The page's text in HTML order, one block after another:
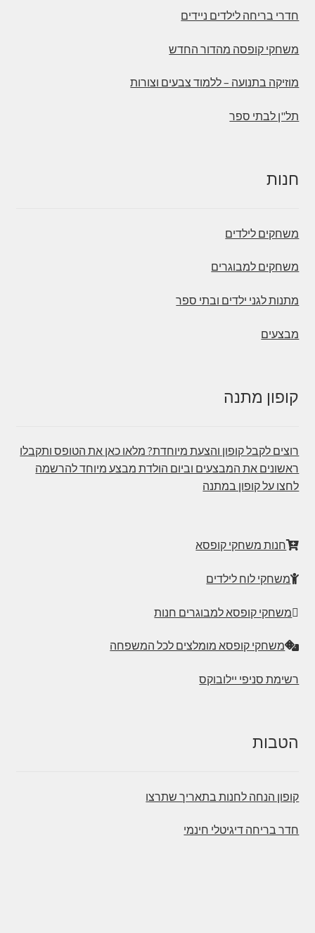
חדרי בריחה לילדים ניידים
משחקי קופסה מהדור החדש
מוזיקה בתנועה – ללמוד צבעים וצורות
תל"ן לבתי ספר
חנות
משחקים לילדים
משחקים למבוגרים
מתנות לגני ילדים ובתי ספר
מבצעים
קופון מתנה
רוצים לקבל קופון והצעת מיוחדת? מלאו כאן את הטופס ותקבלו
ראשונים את המבצעים וביום הולדת מבצע מיוחד להרשמה
לחצו על קופון במתנה
חנות משחקי קופסא
משחקי לוח לילדים
משחקי קופסא למבוגרים חנות
משחקי קופסא מומלצים לכל המשפחה
רשימת סניפי יילובוקס
הטבות
קופון הנחה לחנות בתאריך שתרצו
חדר בריחה דיגיטלי חינמי